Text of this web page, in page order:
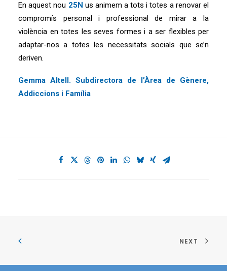
En aquest nou 25N us animem a tots i totes a renovar el
compromís personal i professional de mirar a la
violència en totes les seves formes i a ser flexibles per
adaptar-nos a totes les necessitats socials que se’n
deriven.
Gemma Altell. Subdirectora de l’Àrea de Gènere,
Addiccions i Família
NEXT